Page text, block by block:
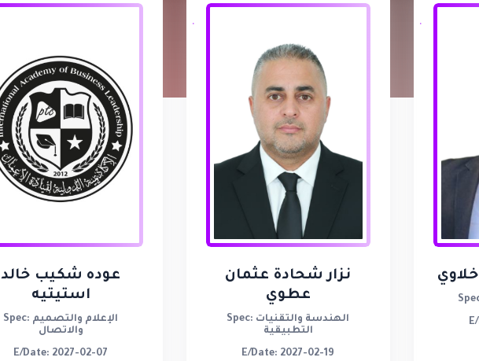
نزار شحادة عثمان
عطوي
Spec: الهندسة والتقنيات
التطبيقية
E/Date: 2027-02-19
عوده شكيب خالد
استيتيه
Spec: الإعلام والتصميم
والاتصال
E/Date: 2027-02-07